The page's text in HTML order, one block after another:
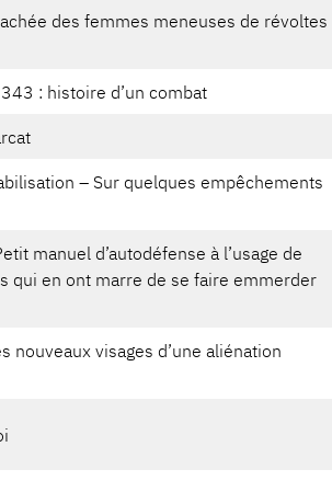
des femmes meneuses de révoltes
: histoire d’un combat
– Sur quelques empêchements
manuel d’autodéfense à l’usage de
qui en ont marre de se faire emmerder
nouveaux visages d’une aliénation